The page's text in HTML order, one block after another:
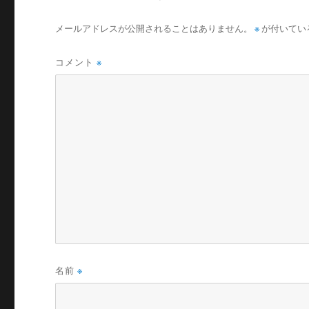
メールアドレスが公開されることはありません。 ※ が付いて
コメント※
名前※